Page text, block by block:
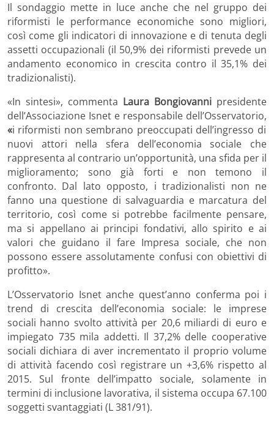
Il sondaggio mette in luce anche che nel gruppo dei
riformisti le performance economiche sono migliori,
così come gli indicatori di innovazione e di tenuta degli
assetti occupazionali (il 50,9% dei riformisti prevede un
andamento economico in crescita contro il 35,1% dei
tradizionalisti).
«In sintesi», commenta Laura Bongiovanni presidente
dell’Associazione Isnet e responsabile dell’Osservatorio,
«i riformisti non sembrano preoccupati dell’ingresso di
nuovi attori nella sfera dell’economia sociale che
rappresenta al contrario un’opportunità, una sfida per il
miglioramento; sono già forti e non temono il
confronto. Dal lato opposto, i tradizionalisti non ne
fanno una questione di salvaguardia e marcatura del
territorio, così come si potrebbe facilmente pensare,
ma si appellano ai principi fondativi, allo spirito e ai
valori che guidano il fare Impresa sociale, che non
possono essere assolutamente confusi con obiettivi di
profitto».
L’Osservatorio Isnet anche quest’anno conferma poi i
trend di crescita dell’economia sociale: le imprese
sociali hanno svolto attività per 20,6 miliardi di euro e
impiegato 735 mila addetti. Il 37,2% delle cooperative
sociali dichiara di aver incrementato il proprio volume
di attività facendo così registrare un +3,6% rispetto al
2015. Sul fronte dell’impatto sociale, solamente in
termini di inclusione lavorativa, il sistema occupa 67.100
soggetti svantaggiati (L 381/91).